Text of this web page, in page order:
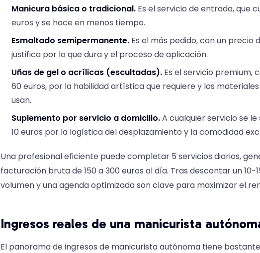
Manicura básica o tradicional. Es el servicio de entrada, que
euros y se hace en menos tiempo.
Esmaltado semipermanente. Es el más pedido, con un precio
justifica por lo que dura y el proceso de aplicación.
Uñas de gel o acrílicas (escultadas). Es el servicio premium,
60 euros, por la habilidad artística que requiere y los
usan.
Suplemento por servicio a domicilio.A cualquier servicio se
10 euros por la logística del desplazamiento y la comodidad
Una profesional eficiente puede completar 5 servicios diarios,
facturación bruta de 150 a 300 euros al día. Tras descontar un 10-
volumen y una agenda optimizada son clave para maximizar el
Ingresos reales de una manicurista
El panorama de ingresos de manicurista autónoma tiene